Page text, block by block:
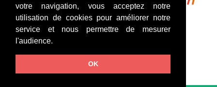
votre navigation, vous acceptez notre
utilisation de cookies pour améliorer notre
service et nous permettre de mesurer
l'audience.
OK